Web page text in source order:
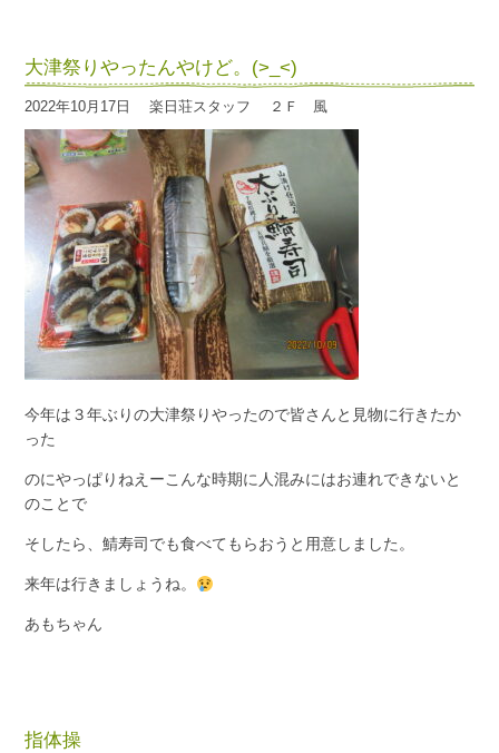
大津祭りやったんやけど。(>_<)
2022年10月17日 楽日荘スタッフ ２Ｆ 風
今年は３年ぶりの大津祭りやったので皆さんと見物に行きたか
った
のにやっぱりねえーこんな時期に人混みにはお連れできないと
のことで
そしたら、鯖寿司でも食べてもらおうと用意しました。
来年は行きましょうね。
あもちゃん
指体操